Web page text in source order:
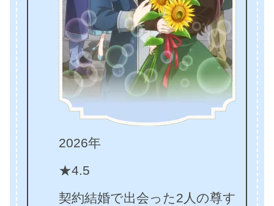
2026年
★4.5
契約結婚で出会った2人の尊す